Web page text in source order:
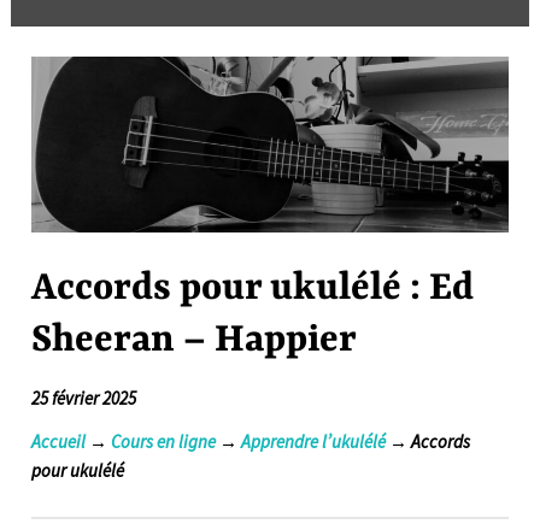
Accords pour ukulélé : Ed
Sheeran – Happier
25 février 2025
Accueil→Cours en ligne→Apprendre l’ukulélé→ Accords
pour ukulélé